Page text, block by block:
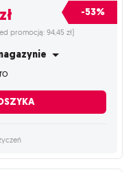
zł -53%
promocją: 94,45 zł)